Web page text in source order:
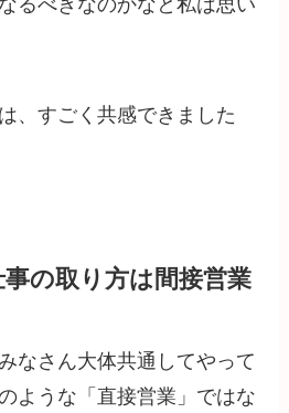
、すごく共感できました
の取り方は間接営業
なさん大体共通してやって
ような「直接営業」ではな